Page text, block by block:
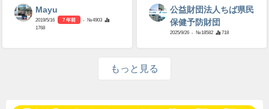
Mayu
2019/5/16 7 年前
- №4903
1768
公益財団法人ちば県民
保健予防財団
2025/9/26 - №18582 718
もっと見る